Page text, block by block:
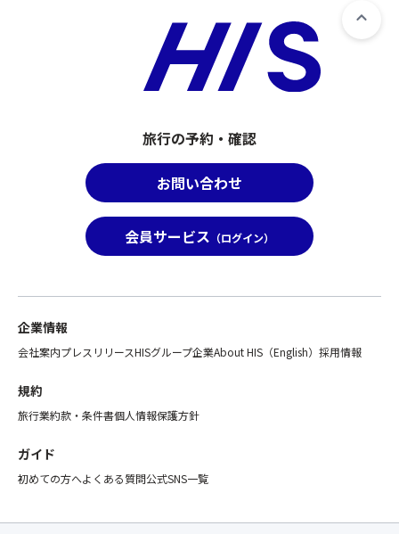
旅行の予約・確認
お問い合わせ
会員サービス （ログイン）
企業情報
会社案内プレスリリースHISグループ企業About HIS（English） 採用情報
規約
旅行業約款・条件書個人情報保護方針
ガイド
初めての方へよくある質問公式SNS一覧